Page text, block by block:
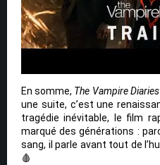
En somme, The Vampire
une suite, c’est une
tragédie inévitable, le film
marqué des générations :
sang, il parle avant tout de
🩸